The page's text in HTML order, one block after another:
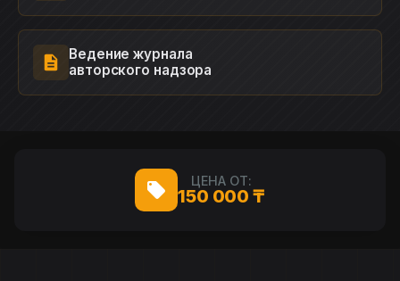
Ведение журнала
авторского надзора
ЦЕНА ОТ:
150 000 ₸